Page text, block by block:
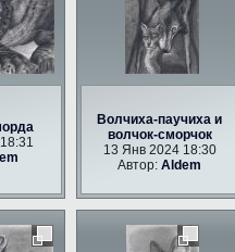
Волчиха-паучиха и
волчок-сморчок
13 Янв 2024 18:30
Автор:Aldem